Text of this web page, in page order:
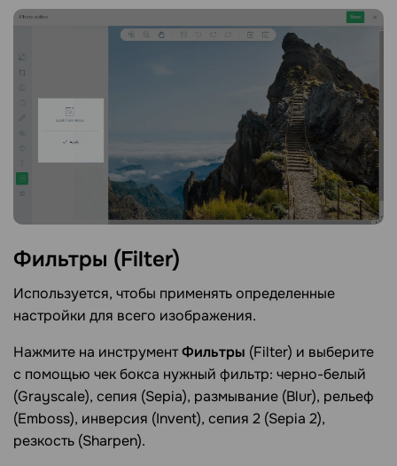
Фильтры (Filter)
Используется, чтобы применять определенные
настройки для всего изображения.
Нажмите на инструментФильтры (Filter) и выберите
с помощью чек бокса нужный фильтр: черно-белый
(Grayscale), сепия (Sepia), размывание (Blur), рельеф
(Emboss), инверсия (Invent), сепия 2 (Sepia 2),
резкость (Sharpen).